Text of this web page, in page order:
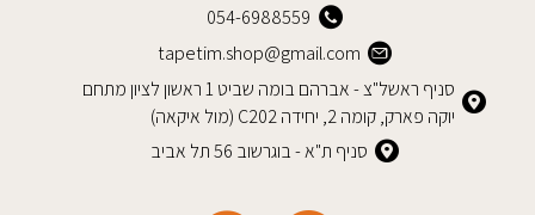
054-6988559
tapetim.shop@gmail.com
סניף ראשל"צ - אברהם בומה שביט 1 ראשון לציון מתחם
יוקה פארק, קומה 2, יחידה C202 (מול איקאה)
סניף ת"א - בוגרשוב 56 תל אביב